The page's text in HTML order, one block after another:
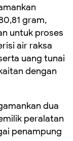
gram,
untuk proses
air raksa
uang tunai
dengan
dua
peralatan
penampung